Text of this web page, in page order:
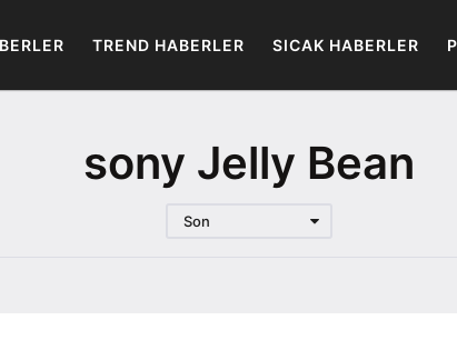
TREND HABERLER SICAK HABERLER
sony Jelly Bean
Son